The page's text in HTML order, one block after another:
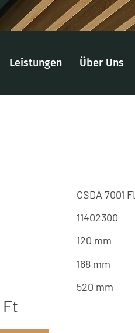
Leistungen Über Uns
CSDA 7001 FL
11402300
120 mm
168 mm
520 mm